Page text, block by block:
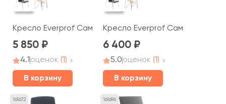
Кресло Everprof Самба СФ / Samba CF
5 850
4.1 оценок (1)
В корзину
Кресло Everprof Самба Вуд СФ
6 400
5.0оценок (1)
В корзину
161672 161696